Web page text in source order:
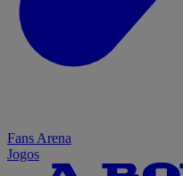
Fans Arena
Jogos